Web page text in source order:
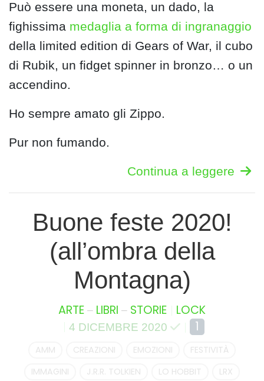
Può essere una moneta, un dado, la
fighissima medaglia a forma di ingranaggio
della limited edition di Gears of War, il cubo
di Rubik, un fidget spinner in bronzo… o un
accendino.
Ho sempre amato gli Zippo.
Pur non fumando.
Continua a leggere
Buone feste 2020!
(all’ombra della
Montagna)
ARTE– LIBRI – STORIE LOCK
4 DICEMBRE 2020 1
AMM CREAZIONI EMOZIONI
FESTIVITÀ
IMMAGINI
J.R.R. TOLKIEN LO HOBBIT
LRX